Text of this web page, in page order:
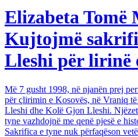
Elizabeta
Kujtojmë
Lleshi për lirinë
Më 7 gusht 1998, në njanën prej
për çlirimin e Kosovës, në Vraniq
Lleshi dhe Kolë Gjon Lleshi.
tyne vazhdojnë me qenë pjesë e
Sakrifica e tyne nuk përfaqëson